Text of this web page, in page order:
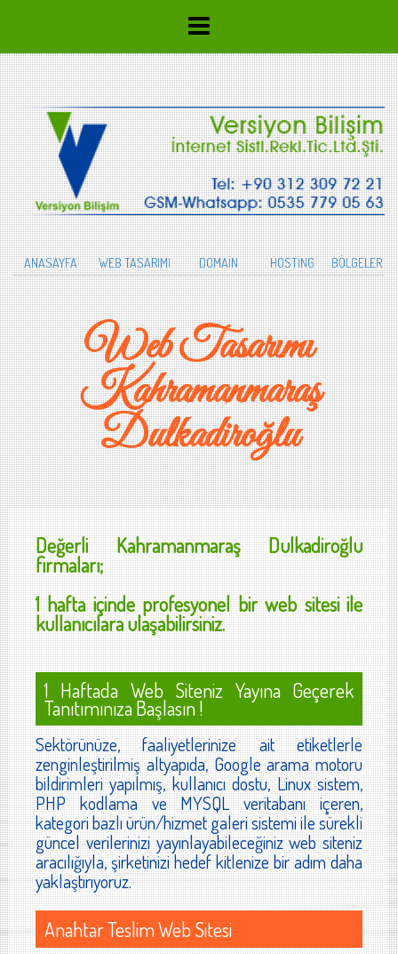
ANASAYFA WEB TASARIMI DOMAİN HOSTİNG BÖLGELER
Web Tasarımı
Kahramanmaraş
Dulkadiroğlu
DeğerliKahramanmaraş Dulkadiroğlu
firmaları;
1 hafta içinde profesyonel bir web sitesi ile
kullanıcılara ulaşabilirsiniz.
1 Haftada Web Siteniz Yayına Geçerek
Tanıtımınıza Başlasın !
Sektörünüze, faaliyetlerinize ait etiketlerle
zenginleştirilmiş altyapıda, Google arama motoru
bildirimleri yapılmış, kullanıcı dostu, Linux sistem,
PHP kodlama ve MYSQL veritabanı içeren,
kategori bazlı ürün/hizmet galeri sistemi ile sürekli
güncel verilerinizi yayınlayabileceğiniz web siteniz
aracılığıyla, şirketinizi hedef kitlenize bir adım daha
yaklaştırıyoruz.
Anahtar Teslim Web Sitesi